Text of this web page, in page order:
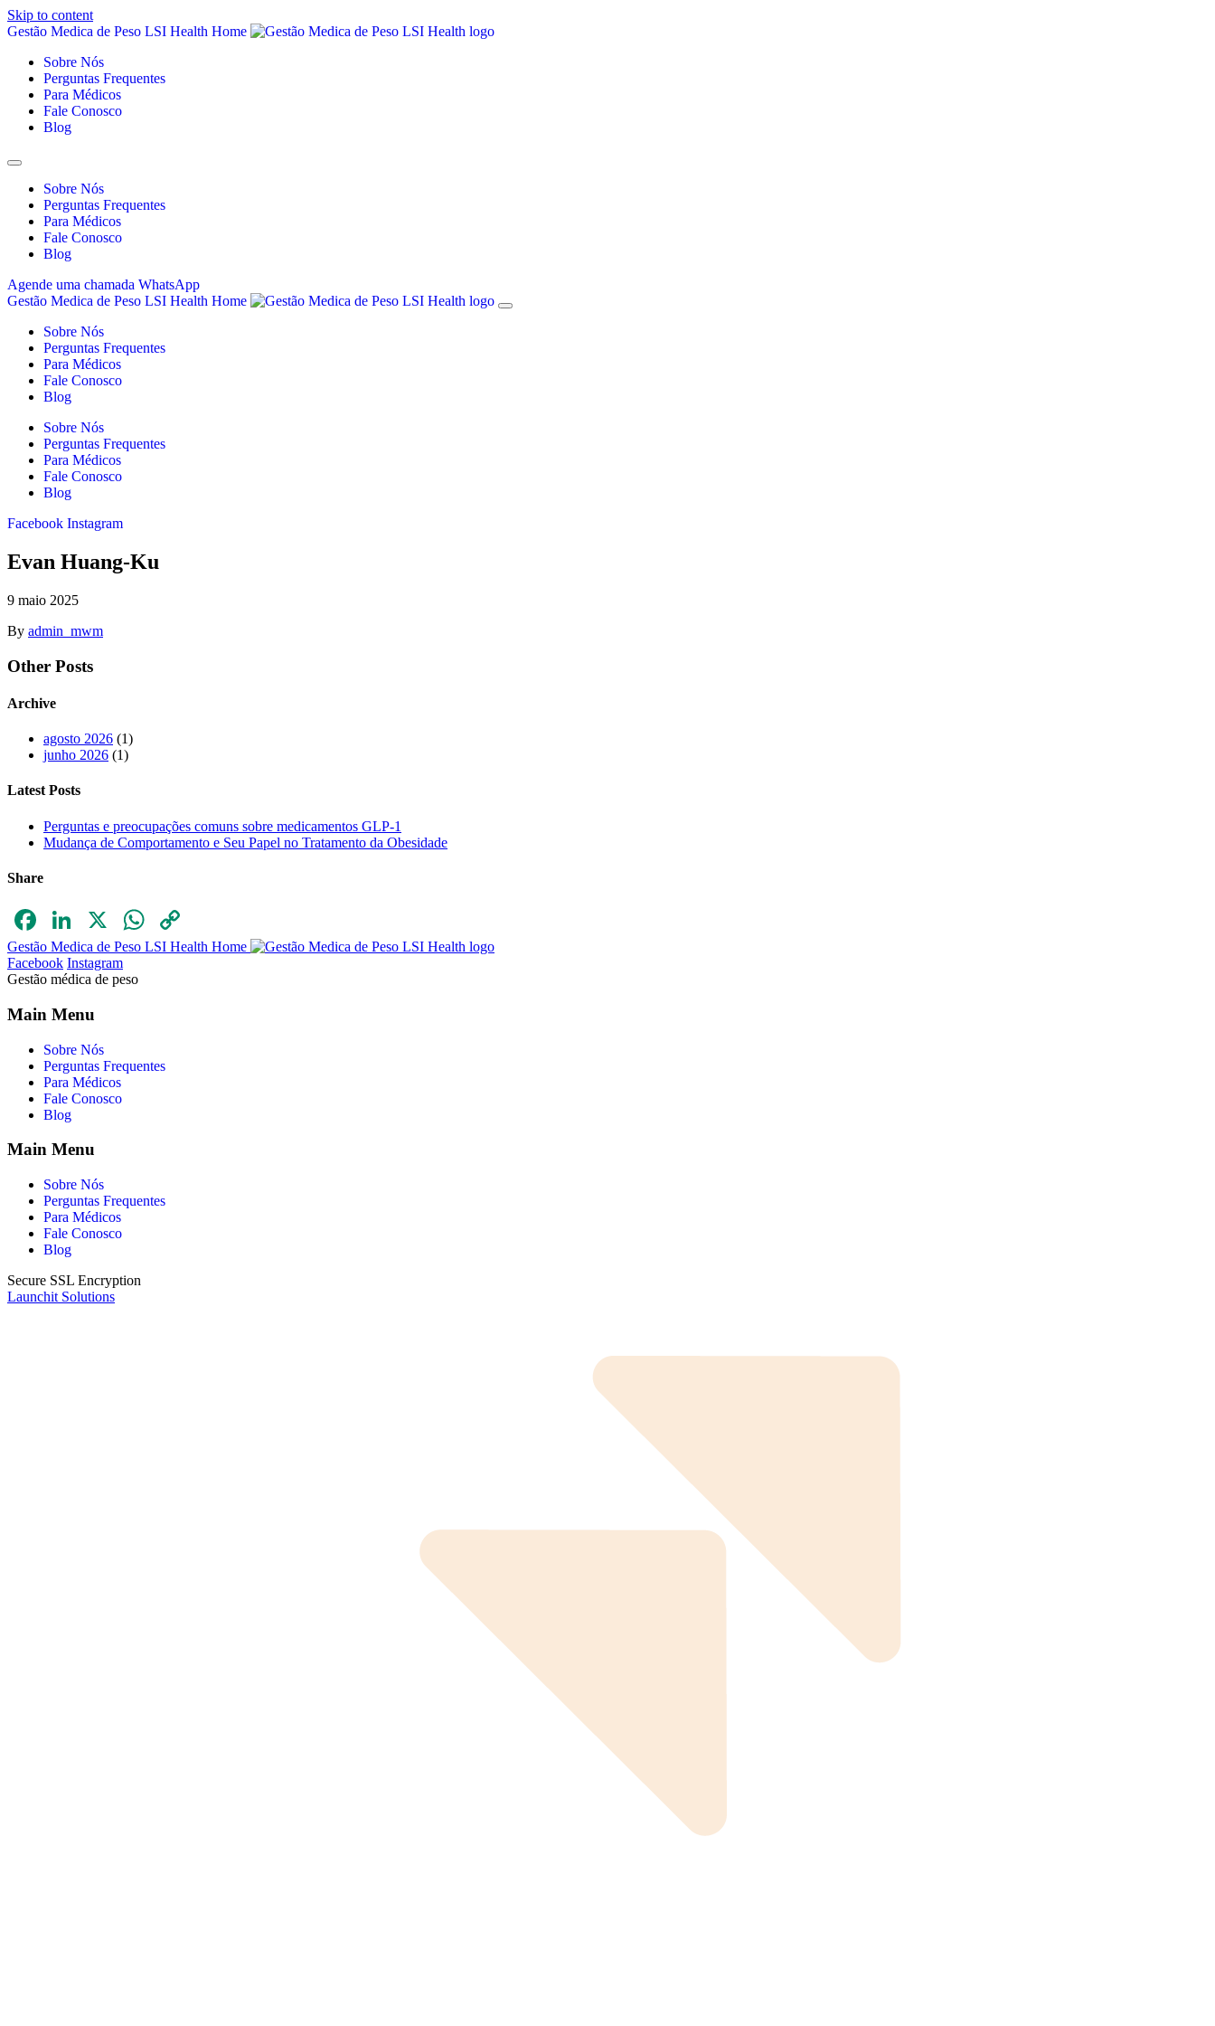
Skip to content
Gestão Medica de Peso LSI Health Home
Sobre Nós
Perguntas Frequentes
Para Médicos
Fale Conosco
Blog
Sobre Nós
Perguntas Frequentes
Para Médicos
Fale Conosco
Blog
Agende uma chamada WhatsApp
Gestão Medica de Peso LSI Health Home
Sobre Nós
Perguntas Frequentes
Para Médicos
Fale Conosco
Blog
Sobre Nós
Perguntas Frequentes
Para Médicos
Fale Conosco
Blog
Facebook Instagram
Evan Huang-Ku
9 maio 2025
By admin_mwm
Other Posts
Archive
agosto 2026 (1)
junho 2026 (1)
Latest Posts
Perguntas e preocupações comuns sobre medicamentos GLP-1
Mudança de Comportamento e Seu Papel no Tratamento da Obesidade
Share
Facebook
LinkedIn
X WhatsApp
Link
Gestão Medica de Peso LSI Health Home
Facebook Instagram
Gestão médica de peso
Main Menu
Sobre Nós
Perguntas Frequentes
Para Médicos
Fale Conosco
Blog
Main Menu
Sobre Nós
Perguntas Frequentes
Para Médicos
Fale Conosco
Blog
Secure SSL Encryption
Launchit Solutions